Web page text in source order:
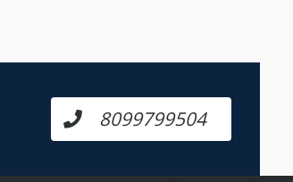
8099799504